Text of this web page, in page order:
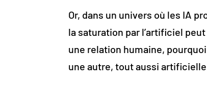
Or, dans un univers où les IA
la saturation par l’artificiel
une relation humaine,
une autre, tout aussi artificielle